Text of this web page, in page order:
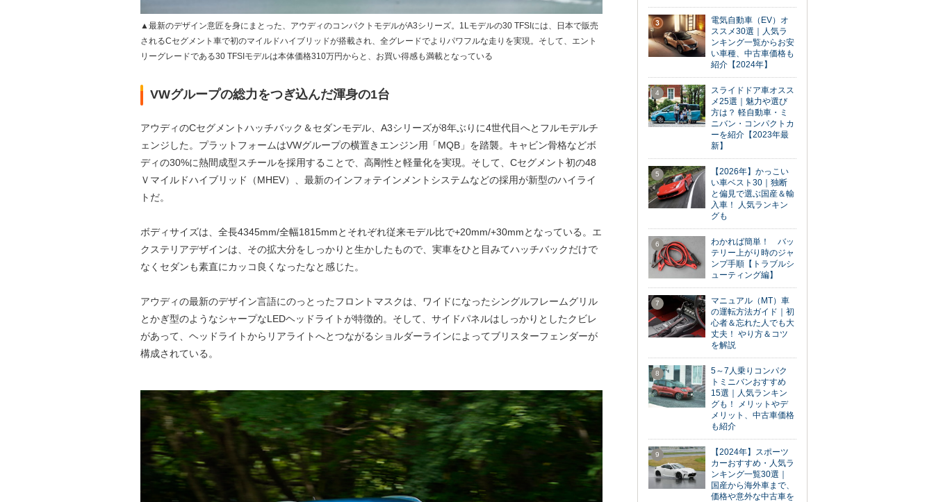
▲最新のデザイン意匠を身にまとった、アウディのコンパクトモデルがA3シリーズ。1Lモデルの30 TFSIには、日本で販売
されるCセグメント車で初のマイルドハイブリッドが搭載され、全グレードでよりパワフルな走りを実現。そして、エント
リーグレードである30 TFSIモデルは本体価格310万円からと、お買い得感も満載となっている
VWグループの総力をつぎ込んだ渾身の1台
アウディのCセグメントハッチバック＆セダンモデル、A3シリーズが8年ぶりに4世代目へとフルモデルチ
ェンジした。プラットフォームはVWグループの横置きエンジン用「MQB」を踏襲。キャビン骨格などボ
ディの30%に熱間成型スチールを採用することで、高剛性と軽量化を実現。そして、Cセグメント初の48
Ｖマイルドハイブリッド（MHEV）、最新のインフォテインメントシステムなどの採用が新型のハイライ
トだ。
ボディサイズは、全長4345mm/全幅1815mmとそれぞれ従来モデル比で+20mm/+30mmとなっている。エ
クステリアデザインは、その拡大分をしっかりと生かしたもので、実車をひと目みてハッチバックだけで
なくセダンも素直にカッコ良くなったなと感じた。
アウディの最新のデザイン言語にのっとったフロントマスクは、ワイドになったシングルフレームグリル
とかぎ型のようなシャープなLEDヘッドライトが特徴的。そして、サイドパネルはしっかりとしたクビレ
があって、ヘッドライトからリアライトへとつながるショルダーラインによってブリスターフェンダーが
構成されている。
3
電気自動車（EV）オ
ススメ30選｜人気ラ
ンキング一覧からお安
い車種、中古車価格も
紹介【2024年】
4
スライドドア車オスス
メ25選｜魅力や選び
方は？ 軽自動車・ミ
ニバン・コンパクトカ
ーを紹介【2023年最
新】
5
【2026年】かっこい
い車ベスト30｜独断
と偏見で選ぶ国産＆輸
入車！ 人気ランキン
グも
6
わかれば簡単！ バッ
テリー上がり時のジャ
ンプ手順【トラブルシ
ューティング編】
7
マニュアル（MT）車
の運転方法ガイド｜初
心者＆忘れた人でも大
丈夫！ やり方＆コツ
を解説
8
5～7人乗りコンパク
トミニバンおすすめ
15選｜人気ランキン
グも！ メリットやデ
メリット、中古車価格
も紹介
9
【2024年】スポーツ
カーおすすめ・人気ラ
ンキング一覧30選｜
国産から海外車まで、
価格や意外な中古車を